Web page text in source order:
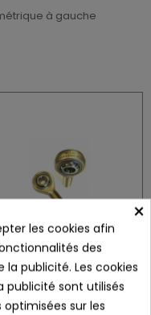
à gauche
KAL 10-450
75,56 €
×
les cookies afin
des
publicité. Les cookies
publicité sont utilisés
sur les